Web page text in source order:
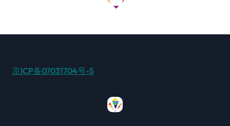
京ICP备07031704号-5